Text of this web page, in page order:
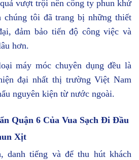
vượt trội nên công ty phun khử
chúng tôi đã trang bị những thiết
đảm bảo tiến độ công việc và
hơn.
máy móc chuyên dụng đều là
đại nhất thị trường Việt Nam
nguyên kiện từ nước ngoài.
Quận 6 Của Vua Sạch Đi Đầu
Xịt
tiếng và để thu hút khách